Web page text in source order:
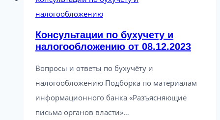
налогообложению
Консультации по бухучету и
налогообложению от 08.12.2023
Вопросы и ответы по бухучёту и
налогообложению Подборка по материалам
информационного банка «Разъясняющие
письма органов власти»…